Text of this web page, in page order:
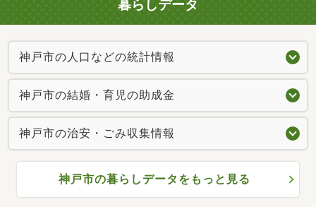
暮らしデータ
神戸市の人口などの統計情報
神戸市の結婚・育児の助成金
神戸市の治安・ごみ収集情報
神戸市の暮らしデータをもっと見る